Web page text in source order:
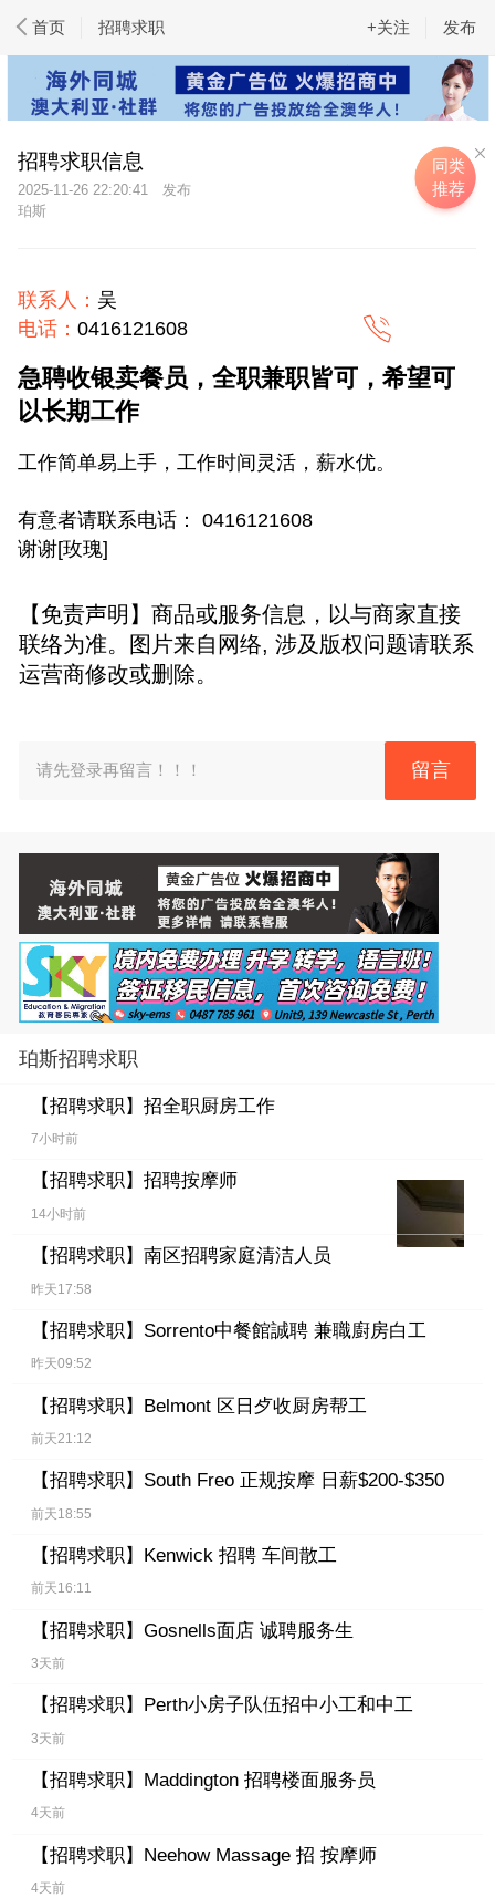
首页 招聘求职 发布
+关注
招聘求职信息
2025-11-26 22:20:41
珀斯
联系人： 吴
电话： 0416121608
急聘收银卖餐员，全职兼职皆可，希望可
以长期工作
工作简单易上手，工作时间灵活，薪水优。
有意者请联系电话： 0416121608
谢谢[玫瑰]
【免责声明】商品或服务信息，以与商家直接
联络为准。图片来自网络, 涉及版权问题请联系
运营商修改或删除。
请先登录再留言！！！ 留言
珀斯招聘求职
【招聘求职】 招全职厨房工作
7小时前
【招聘求职】 招聘按摩师
14小时前
【招聘求职】 南区招聘家庭清洁人员
昨天17:58
【招聘求职】 Sorrento中餐館誠聘 兼職廚房白工
昨天09:52
【招聘求职】 Belmont 区日歺收厨房帮工
前天21:12
【招聘求职】 South Freo 正规按摩 日薪$200-$350
前天18:55
【招聘求职】 Kenwick 招聘 车间散工
前天16:11
【招聘求职】 Gosnells面店 诚聘服务生
3天前
【招聘求职】 Perth小房子队伍招中小工和中工
3天前
【招聘求职】 Maddington 招聘楼面服务员
4天前
【招聘求职】 Neehow Massage 招 按摩师
4天前
同类
推荐